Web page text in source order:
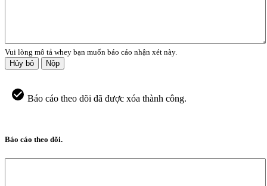
Vui lòng mô tả whey bạn muốn báo cáo nhận xét này.
Hủy bỏ
Nộp
Báo cáo theo dõi đã được xóa thành công.
Báo cáo theo dõi.